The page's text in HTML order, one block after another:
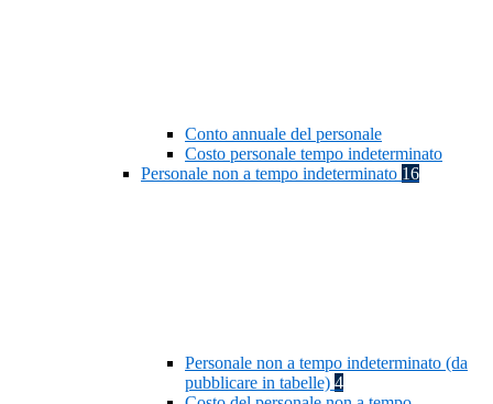
Conto annuale del personale
Costo personale tempo indeterminato
Personale non a tempo indeterminato 16
Personale non a tempo indeterminato (da
pubblicare in tabelle) 4